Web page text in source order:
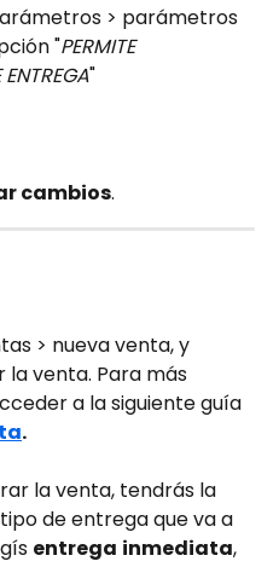
> parámetros
"PERMITE
"
cambios.
> nueva venta, y
venta. Para más
a la siguiente guía
.
la venta, tendrás la
de entrega que va a
entrega inmediata,